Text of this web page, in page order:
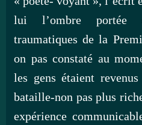
lui l’ombre portée
traumatiques de la
on pas constaté au
les gens étaient
bataille-non pas plus
expérience